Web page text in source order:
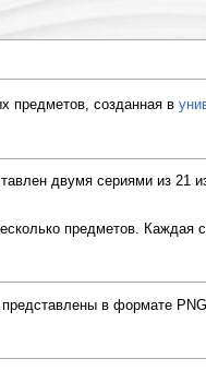
предметов, созданная в
двумя сериями из
предметов. Каждая
в формате